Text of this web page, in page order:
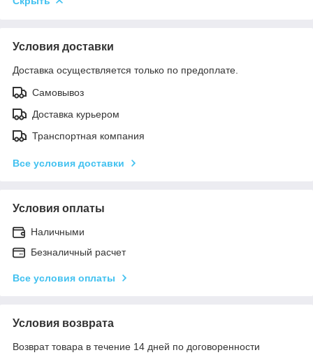
Условия доставки
Доставка осуществляется только по предоплате.
Самовывоз
Доставка курьером
Транспортная компания
Все условия доставки
Условия оплаты
Наличными
Безналичный расчет
Все условия оплаты
Условия возврата
Возврат товара в течение 14 дней по договоренности